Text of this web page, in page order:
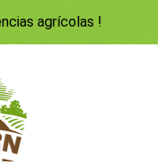
agrícolas !